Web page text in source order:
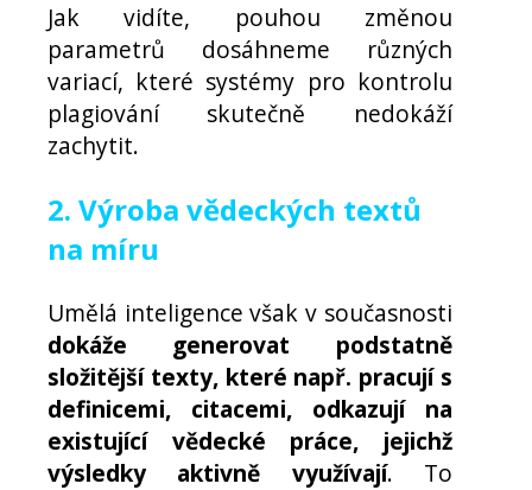
Jak vidíte, pouhou změnou
parametrů dosáhneme různých
variací, které systémy pro kontrolu
plagiování skutečně nedokáží
zachytit.
2. Výroba vědeckých textů
na míru
Umělá inteligence však v současnosti
dokáže generovat podstatně
složitější texty, které např. pracují s
definicemi, citacemi, odkazují na
existující vědecké práce, jejichž
výsledky aktivně využívají. To